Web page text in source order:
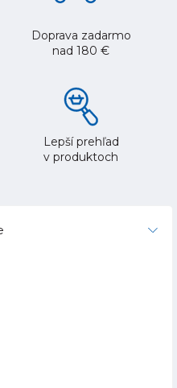
Doprava zadarmo
nad 180 €
Lepší prehľad
v produktoch